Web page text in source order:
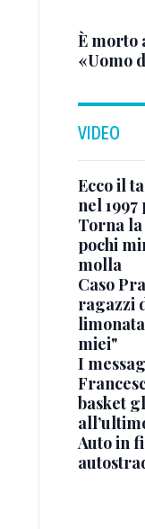
È morto
«Uomo
VIDEO
Ecco il
nel
Torna
pochi
molla
Caso
ragazzi
miei"
I
basket
Auto in